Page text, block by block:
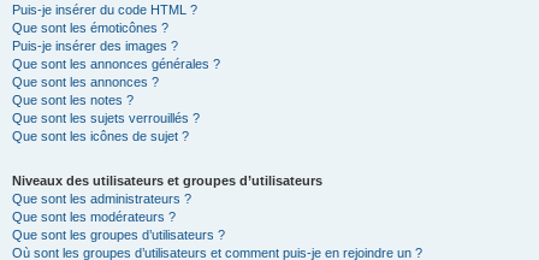
Puis-je insérer du code HTML ?
Que sont les émoticônes ?
Puis-je insérer des images ?
Que sont les annonces générales ?
Que sont les annonces ?
Que sont les notes ?
Que sont les sujets verrouillés ?
Que sont les icônes de sujet ?
Niveaux des utilisateurs et groupes d’utilisateurs
Que sont les administrateurs ?
Que sont les modérateurs ?
Que sont les groupes d’utilisateurs ?
Où sont les groupes d’utilisateurs et comment puis-je en rejoindre un ?